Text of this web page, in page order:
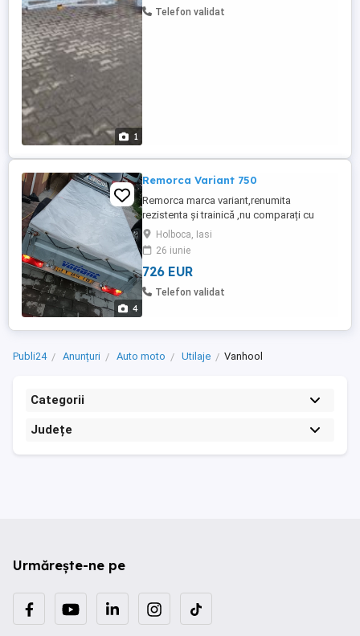
1
greutate mai mult pe metru pătrat. Acest
Telefon validat
4
Remorca Variant 750
Remorca marca variant,renumita
rezistenta și trainică ,nu comparați cu
remorcile romanesti că nu se compara
Roata de sprijin,lumini perfect
funcționale,prelata la nivelul
obloanelor,documente în regulă pentru
înmatriculate Detalii la telefon
Holboca, Iasi
26 iunie
726 EUR
Telefon validat
Publi24 Anunțuri Auto moto Utilaje Vanhool
Categorii
Județe
Urmărește-ne pe